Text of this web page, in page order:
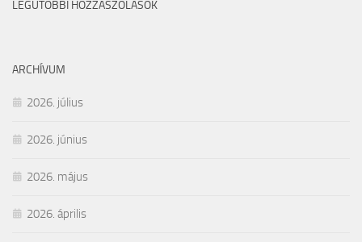
LEGUTÓBBI HOZZÁSZÓLÁSOK
ARCHÍVUM
2026. július
2026. június
2026. május
2026. április